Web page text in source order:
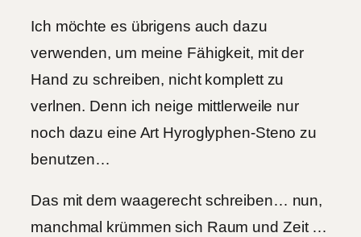
Ich möchte es übrigens auch dazu
verwenden, um meine Fähigkeit, mit der
Hand zu schreiben, nicht komplett zu
verlnen. Denn ich neige mittlerweile nur
noch dazu eine Art Hyroglyphen-Steno zu
benutzen…
Das mit dem waagerecht schreiben… nun,
manchmal krümmen sich Raum und Zeit …